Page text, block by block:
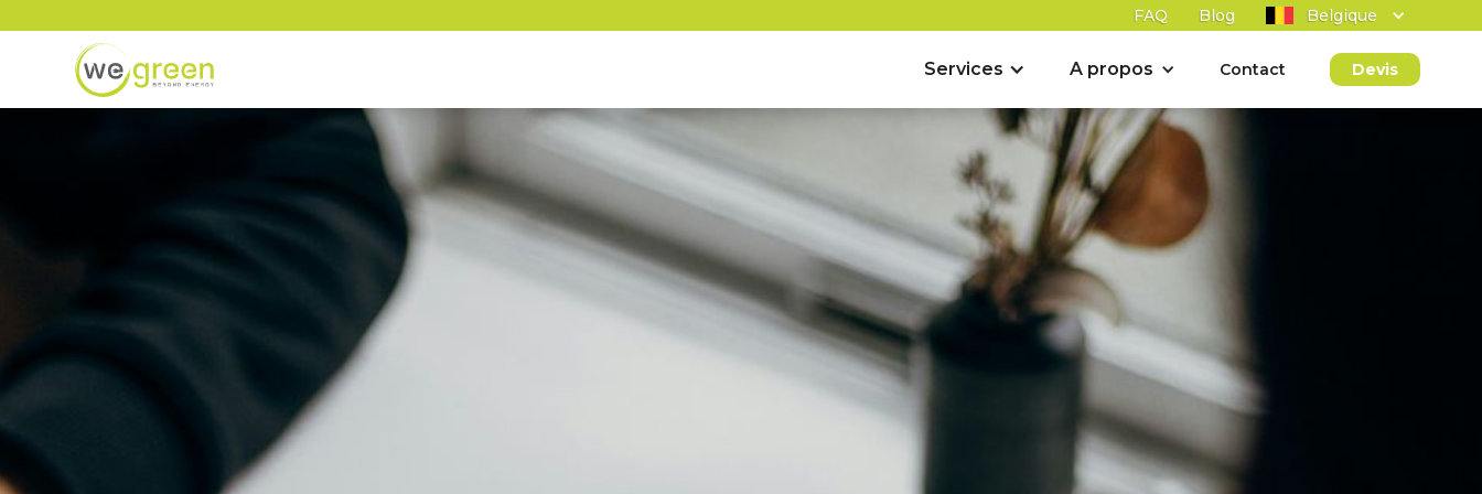
FAQ Blog Belgique
Services A propos Contact Devis